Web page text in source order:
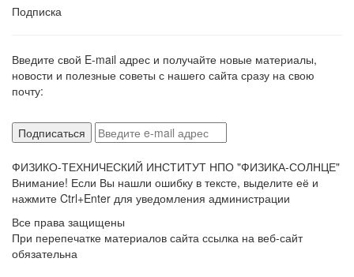
Подписка
Введите свой E-mail адрес и получайте новые материалы,
новости и полезные советы с нашего сайта сразу на свою
почту:
ФИЗИКО-ТЕХНИЧЕСКИЙ ИНСТИТУТ НПО "ФИЗИКА-СОЛНЦЕ"
Внимание! Если Вы нашли ошибку в тексте, выделите её и
нажмите Ctrl+Enter для уведомления администрации
Все права защищены
При перепечатке материалов сайта ссылка на веб-сайт
обязательна